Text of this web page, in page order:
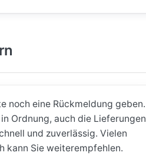
noch eine Rückmeldung geben.
Ordnung, auch die Lieferungen
und zuverlässig. Vielen
kann Sie weiterempfehlen.